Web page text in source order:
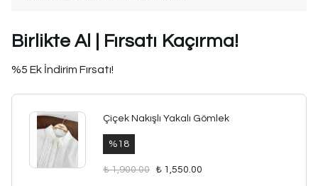
Birlikte Al | Fırsatı Kaçırma!
%5 Ek İndirim Fırsatı!
Çiçek Nakışlı Yakalı Gömlek
% 18
₺ 1,900.00 ₺ 1,550.00